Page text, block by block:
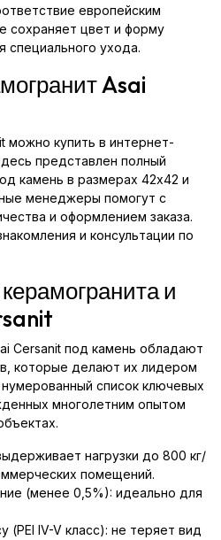
европейским
сохраняет цвет и форму
специального ухода.
Asai
можно купить в интернет-
представлен полный
камень в размерах 42x42 и
менеджеры помогут с
и оформлением заказа.
и консультации по
и
Cersanit под камень обладают
которые делают их лидером
список ключевых
многолетним опытом
нагрузки до 800 кг/
помещений.
(менее 0,5%): идеально для
(PEI IV-V класс): не теряет вид